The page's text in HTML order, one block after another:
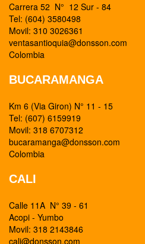
Carrera 52 N° 12 Sur - 84
Tel: (604) 3580498
Movil: 310 3026361
ventasantioquia@donsson.com
Colombia
BUCARAMANGA
Km 6 (Via Giron) N° 11 - 15
Tel: (607) 6159919
Movil: 318 6707312
bucaramanga@donsson.com
Colombia
CALI
Calle 11A N° 39 - 61
Acopi - Yumbo
Movil: 318 2143846
cali@donsson.com